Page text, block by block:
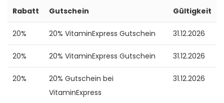
Rabatt Gutschein Gültigkeit
20% 20% VitaminExpress Gutschein 31.12.2026
20% 20% VitaminExpress Gutschein 31.12.2026
20%
20% Gutschein bei
VitaminExpress
31.12.2026